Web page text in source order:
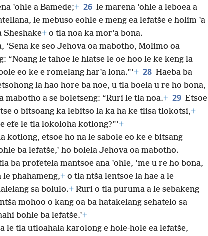
’ohle a Bamede;+ 26 le marena ’ohle a leboea a
le mebuso eohle e meng ea lefatše e holim ’a
Sheshake+ o tla noa ka mor’a bona.
‘Sena ke seo Jehova oa mabotho, Molimo oa
“Noang le tahoe le hlatse le oe hoo le ke keng la
eo ke e romelang har’a lōna.”’+ 28 Haeba ba
la hao hore ba noe, u tla boela u re ho bona,
mabotho a se boletseng: “Ruri le tla noa.+ 29 Etsoe
o bitsoang ka lebitso la ka ha ke tlisa tlokotsi,+
efe le tla lokoloha kotlong?”’+
kotlong, etsoe ho na le sabole eo ke e bitsang
ba lefatše,’ ho bolela Jehova oa mabotho.
ba profetela mantsoe ana ’ohle, ’me u re ho bona,
le phahameng,+ o tla ntša lentsoe la hae a le
sa bolulo.+ Ruri o tla puruma a le sebakeng
mohoo o kang oa ba hatakelang sehatelo sa
bohle ba lefatše.’+
le tla utloahala karolong e hōle-hōle ea lefatše,